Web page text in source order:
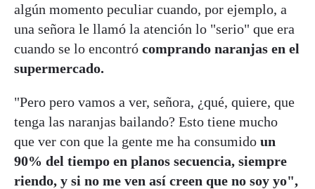
algún momento peculiar cuando, por ejemplo, a
una señora le llamó la atención lo "serio" que era
cuando se lo encontró comprando naranjas en el
supermercado.
"Pero pero vamos a ver, señora, ¿qué, quiere, que
tenga las naranjas bailando? Esto tiene mucho
que ver con que la gente me ha consumido un
90% del tiempo en planos secuencia, siempre
riendo, y si no me ven así creen que no soy yo",